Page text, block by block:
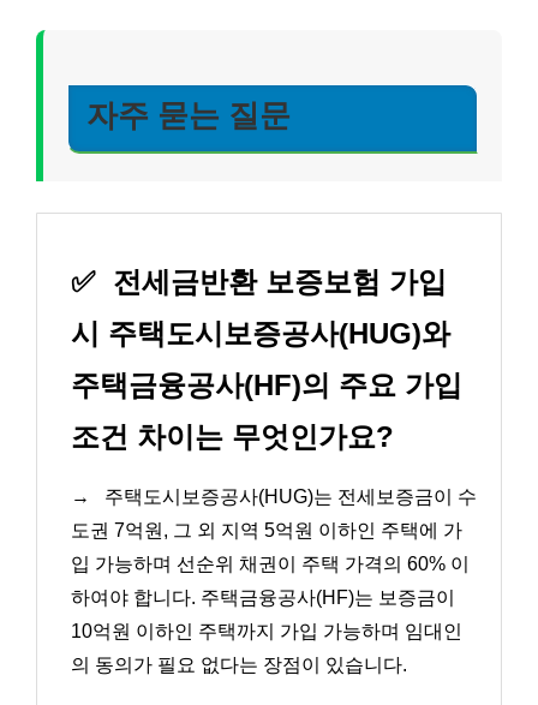
자주 묻는 질문
✅ 전세금반환 보증보험 가입
시 주택도시보증공사(HUG)와
주택금융공사(HF)의 주요 가입
조건 차이는 무엇인가요?
→
주택도시보증공사(HUG)는 전세보증금이 수
도권 7억원, 그 외 지역 5억원 이하인 주택에 가
입 가능하며 선순위 채권이 주택 가격의 60% 이
하여야 합니다. 주택금융공사(HF)는 보증금이
10억원 이하인 주택까지 가입 가능하며 임대인
의 동의가 필요 없다는 장점이 있습니다.